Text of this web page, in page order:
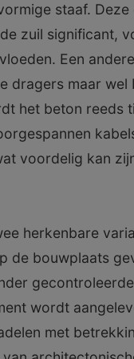
staaf.
zuil significant,
Een
dragers maar wel
het beton reeds
voordelig kan
herkenbare
de bouwplaats
wordt
met